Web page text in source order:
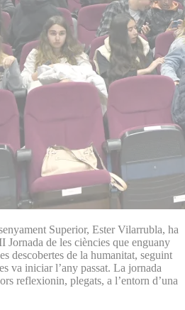
Superior, Ester Vilarrubla, ha
Jornada de les ciències que enguany
descobertes de la humanitat, seguint
va iniciar l’any passat. La jornada
reflexionin, plegats, a l’entorn d’una